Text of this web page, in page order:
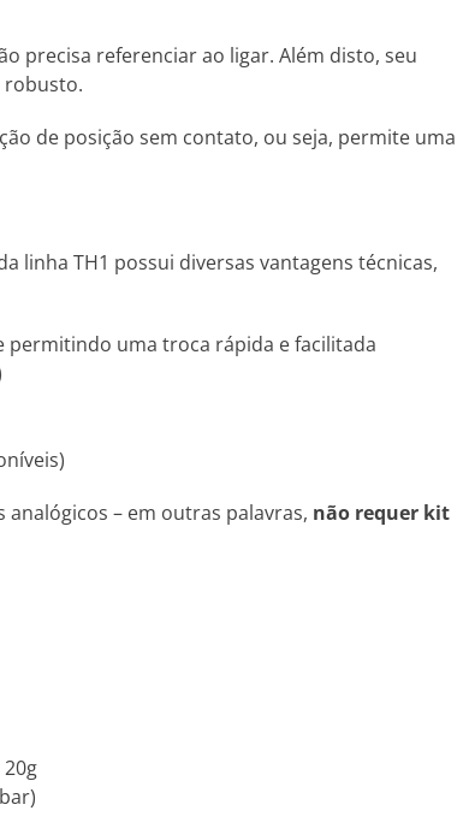
precisa referenciar ao ligar. Além disto, seu
robusto.
de posição sem contato, ou seja, permite uma
linha TH1 possui diversas vantagens técnicas,
uma troca rápida e facilitada
– em outras palavras, não requer kit